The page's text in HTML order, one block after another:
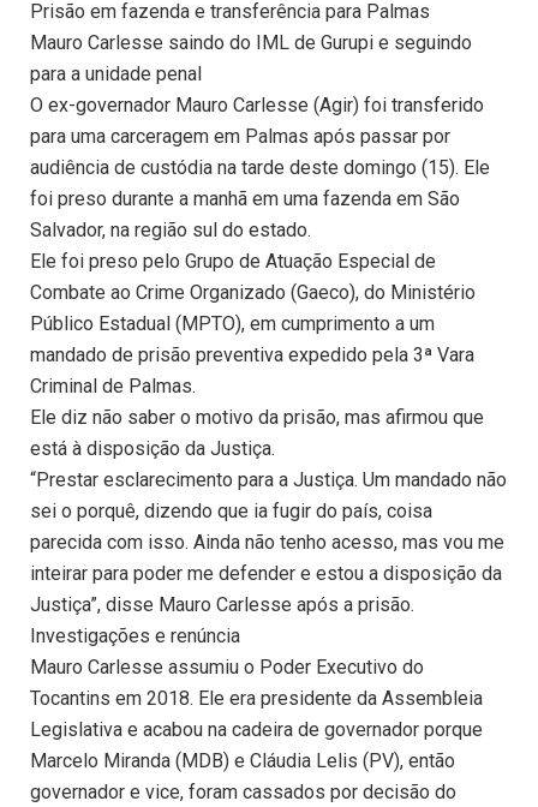
Prisão em fazenda e transferência para Palmas
Mauro Carlesse saindo do IML de Gurupi e seguindo
para a unidade penal
O ex-governador Mauro Carlesse (Agir) foi transferido
para uma carceragem em Palmas após passar por
audiência de custódia na tarde deste domingo (15). Ele
foi preso durante a manhã em uma fazenda em São
Salvador, na região sul do estado.
Ele foi preso pelo Grupo de Atuação Especial de
Combate ao Crime Organizado (Gaeco), do Ministério
Público Estadual (MPTO), em cumprimento a um
mandado de prisão preventiva expedido pela 3ª Vara
Criminal de Palmas.
Ele diz não saber o motivo da prisão, mas afirmou que
está à disposição da Justiça.
“Prestar esclarecimento para a Justiça. Um mandado não
sei o porquê, dizendo que ia fugir do país, coisa
parecida com isso. Ainda não tenho acesso, mas vou me
inteirar para poder me defender e estou a disposição da
Justiça”, disse Mauro Carlesse após a prisão.
Investigações e renúncia
Mauro Carlesse assumiu o Poder Executivo do
Tocantins em 2018. Ele era presidente da Assembleia
Legislativa e acabou na cadeira de governador porque
Marcelo Miranda (MDB) e Cláudia Lelis (PV), então
governador e vice, foram cassados por decisão do